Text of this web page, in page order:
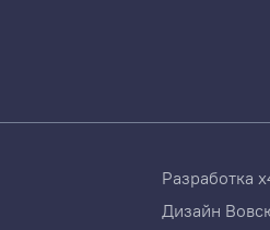
Разработка
Дизайн